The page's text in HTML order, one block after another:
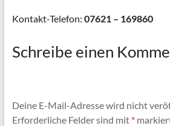
Kontakt-Telefon: 07621 – 169860
Schreibe einen
Deine E-Mail-Adresse wird nicht
Erforderliche Felder sind mit *